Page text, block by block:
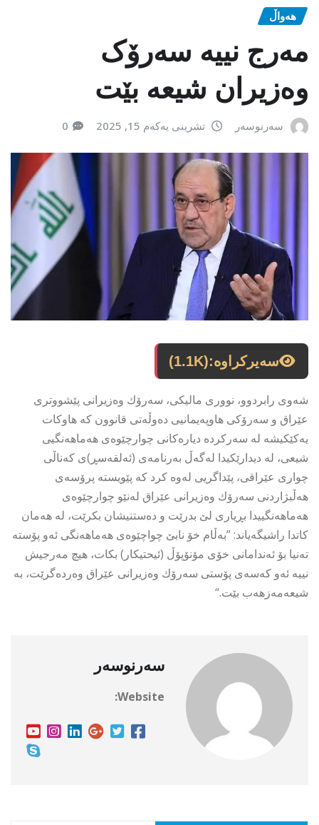
هەواڵ
مەرج نییە سەرۆک
وەزیران شیعە بێت
سەرنوسەر تشرینی یەکەم 15, 2025 0
سەیرکراوە:(1.1K)
شەوی رابردوو، نووری مالیكی، سەرۆك وەزیرانی پێشووتری
عێراق و سەرۆكی هاوپەیمانیی دەوڵەتی قانوون كە هاوكات
یەكێكیشە لە سەركردە دیارەكانی چوارچێوەی هەماهەنگیی
شیعی، لە دیدارێكیدا لەگەڵ بەرنامەی (ئەلقەسڕ)ی كەناڵی
چواری عێراقی، پێداگریی لەوە كرد كە پێویستە پرۆسەی
هەڵبژاردنی سەرۆك وەزیرانی عێراق لەنێو چوارچێوەی
هەماهەنگییدا بڕیاری لێ بدرێت و دەستنیشان بكرێت، لە هەمان
كاتدا راشیگەیاند: ”بەڵام خۆ نابێ چواچێوەی هەماهەنگی ئەو پۆستە
تەنیا بۆ ئەندامانی خۆی مۆنۆپۆڵ (ئیحتیكار) بكات، هیچ مەرجیش
نییە ئەو كەسەی پۆستی سەرۆك وەزیرانی عێراق وەردەگرێت، بە
شیعەمەزهەب بێت.“
سەرنوسەر
Website: